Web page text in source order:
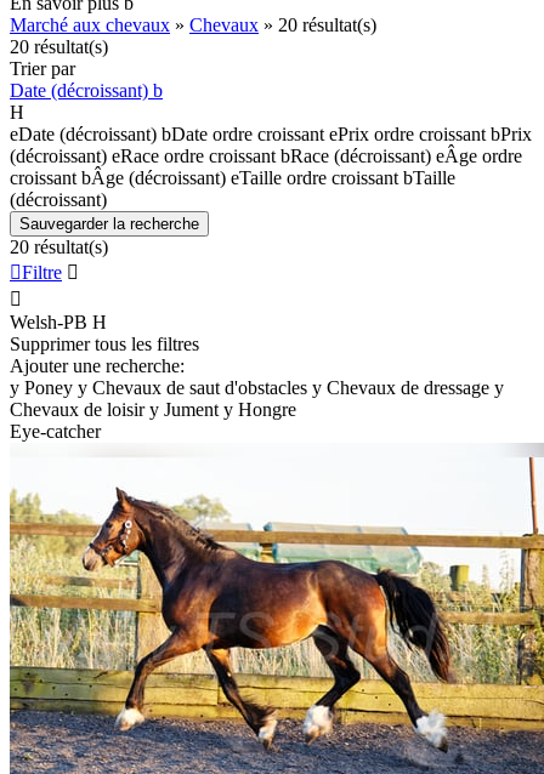
Marché aux chevaux » Chevaux » 20 résultat(s)
20 résultat(s)
Trier par
Date (décroissant) b
H
eDate (décroissant) bDate ordre croissant ePrix ordre croissant bPrix
(décroissant) eRace ordre croissant bRace (décroissant) eÂge ordre
croissant bÂge (décroissant) eTaille ordre croissant bTaille
(décroissant)
Sauvegarder la recherche
20 résultat(s)
Filtre 

Welsh-PB H
Supprimer tous les filtres
Ajouter une recherche:
y Poney y Chevaux de saut d'obstacles y Chevaux de dressage y
Chevaux de loisir y Jument y Hongre
Eye-catcher